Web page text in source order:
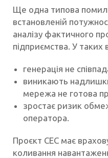
Ще одна типова
встановленій
аналізу фактичного
підприємства. У таких
генерація не
виникають
мережа не готова
зростає ризик
оператора.
Проєкт СЕС має
коливання